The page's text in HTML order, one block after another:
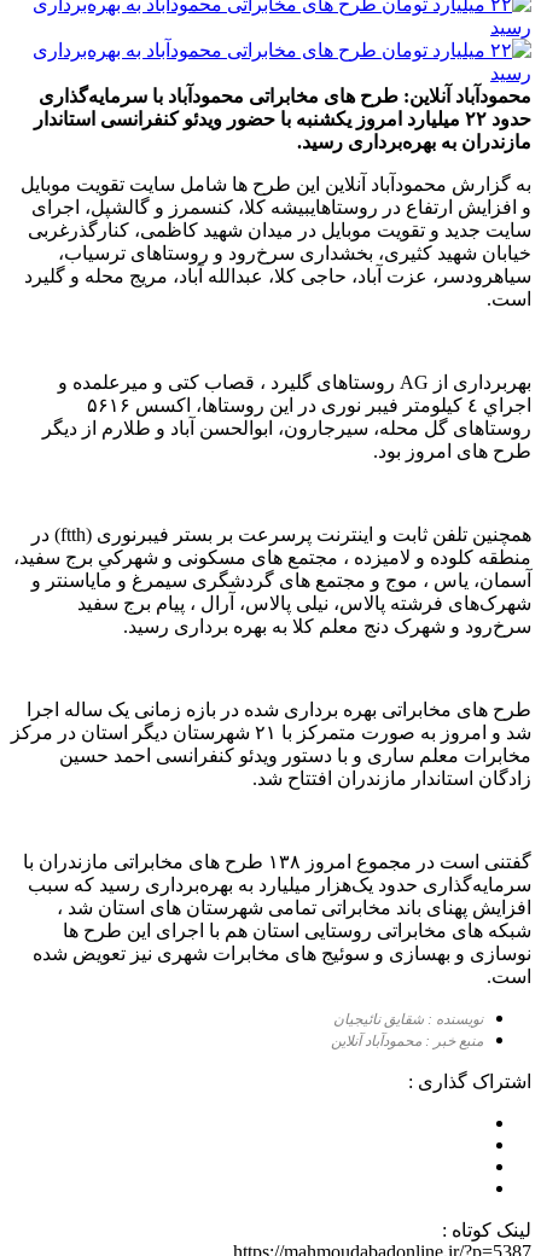
محمودآباد آنلاین: طرح های مخابراتی محمودآباد با سرمایه‌گذاری
حدود ٢٢ ميليارد امروز یکشنبه با حضور ویدئو كنفرانسی استاندار
مازندران به بهره‌برداری رسید.
به گزارش محمودآباد آنلاين اين طرح ها شامل سایت تقویت موبایل
و افزایش ارتفاع در روستاهایبیشه کلا، کنسمرز و گالشپل، اجرای
سایت جديد و تقویت موبایل در میدان شهید کاظمی، کنارگذرغربی
خيابان شهید کثیری، بخشداری سرخ‌رود و روستاهای ترسیاب،
سیاهرودسر، عزت آباد، حاجی کلا، عبدالله آباد، مریج محله و گلیرد
است.
بهربرداری از AG روستاهای گلیرد ، قصاب کتی و میرعلمده و
اجراي ٤ كيلومتر فيبر نوری در اين روستاها، اکسس ۵۶۱۶
روستاهای گل محله، سیرجارون، ابوالحسن آباد و طلارم از ديگر
طرح های امروز بود.
همچنين تلفن ثابت و اینترنت پرسرعت بر بستر فیبرنوری (ftth) در
منطقه كلوده و لاميزده ، مجتمع های مسکونی و شهرکیِ برج سفید،
آسمان، یاس ، موج و مجتمع های گردشگری سیمرغ و مایاسنتر و
شهرک‌های فرشته پالاس، نیلی پالاس، آرال ، پیام برج سفید
سرخ‌رود و شهرک دنج معلم کلا به بهره برداری رسيد.
طرح های مخابراتی بهره برداری شده در بازه زمانی یک ساله اجرا
شد و امروز به صورت متمرکز با ٢١ شهرستان ديگر استان در مرکز
مخابرات معلم ساری و با دستور ویدئو کنفرانسی احمد حسین
زادگان استاندار مازندران افتتاح شد.
گفتنی است در مجموع امروز ١٣٨ طرح های مخابراتی مازندران با
سرمایه‌گذاری حدود یک‌هزار میلیارد به بهره‌برداری رسید که سبب
افزایش پهنای باند مخابراتی تمامی شهرستان های استان شد ،
شبکه های مخابراتی روستایی استان هم با اجرای این طرح ها
نوسازی و بهسازی و سوئیج های مخابرات شهری نیز تعویض شده
است.
نویسنده : شقایق نائیجیان
منبع خبر : محمودآباد آنلاین
اشتراک گذاری :
لینک کوتاه :
https://mahmoudabadonline.ir/?p=5387